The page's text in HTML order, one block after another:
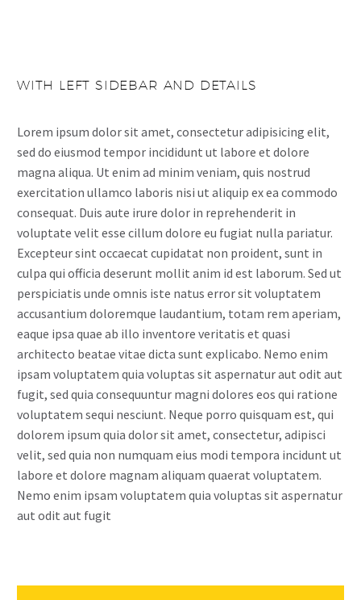
WITH LEFT SIDEBAR AND DETAILS
Lorem ipsum dolor sit amet, consectetur adipisicing elit,
sed do eiusmod tempor incididunt ut labore et dolore
magna aliqua. Ut enim ad minim veniam, quis nostrud
exercitation ullamco laboris nisi ut aliquip ex ea commodo
consequat. Duis aute irure dolor in reprehenderit in
voluptate velit esse cillum dolore eu fugiat nulla pariatur.
Excepteur sint occaecat cupidatat non proident, sunt in
culpa qui officia deserunt mollit anim id est laborum. Sed ut
perspiciatis unde omnis iste natus error sit voluptatem
accusantium doloremque laudantium, totam rem aperiam,
eaque ipsa quae ab illo inventore veritatis et quasi
architecto beatae vitae dicta sunt explicabo. Nemo enim
ipsam voluptatem quia voluptas sit aspernatur aut odit aut
fugit, sed quia consequuntur magni dolores eos qui ratione
voluptatem sequi nesciunt. Neque porro quisquam est, qui
dolorem ipsum quia dolor sit amet, consectetur, adipisci
velit, sed quia non numquam eius modi tempora incidunt ut
labore et dolore magnam aliquam quaerat voluptatem.
Nemo enim ipsam voluptatem quia voluptas sit aspernatur
aut odit aut fugit